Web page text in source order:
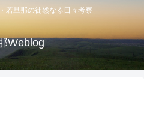
若旦那の徒然なる日々考察
Weblog